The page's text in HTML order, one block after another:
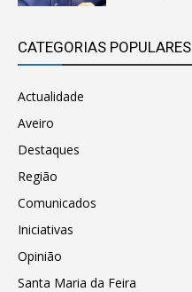
CATEGORIAS POPULARES
Actualidade
Aveiro
Destaques
Região
Comunicados
Iniciativas
Opinião
Santa Maria da Feira